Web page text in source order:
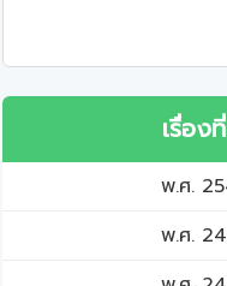
เรื่อง
พ.ศ.
พ.ศ.